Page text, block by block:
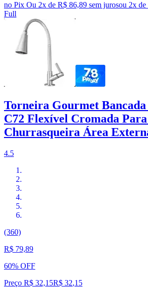
no Pix Ou 2x de R$ 86,89 sem jurosou 2x de
Full
Torneira Gourmet
C72 Flexível Cromada
Churrasqueira Área
4.5
(360)
R$ 79,89
60% OFF
Preço R$ 32,15R$ 32,15